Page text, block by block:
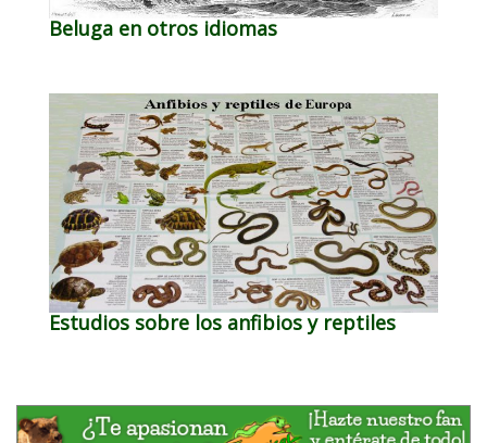
Beluga en otros idiomas
Estudios sobre los anfibios y reptiles